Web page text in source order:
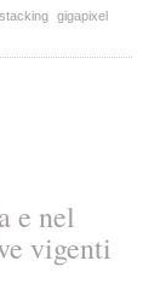
gigapixel
e nel
vigenti